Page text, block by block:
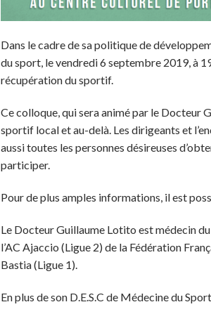
Dans le cadre de sa politique de
du sport, le vendredi 6 septembre 2019, à
récupération du sportif.
Ce colloque, qui sera animé par le Docteur
sportif local et au-delà. Les dirigeants et
aussi toutes les personnes désireuses
participer.
Pour de plus amples informations, il est
Le Docteur Guillaume Lotito est médecin
l’AC Ajaccio (Ligue 2) de la Fédération
Bastia (Ligue 1).
En plus de son D.E.S.C de Médecine du